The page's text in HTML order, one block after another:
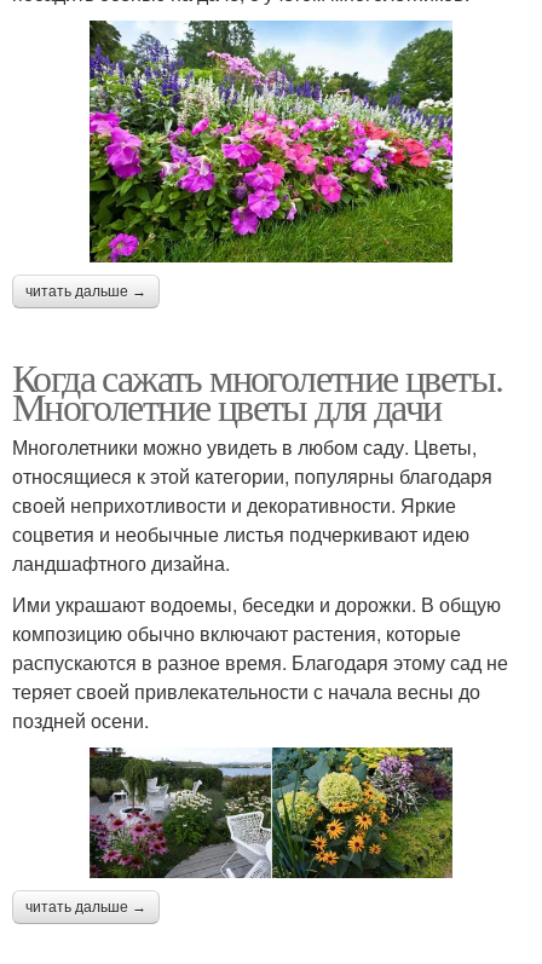
читать дальше →
Когда сажать многолетние цветы.
Многолетние цветы для дачи
Многолетники можно увидеть в любом саду. Цветы,
относящиеся к этой категории, популярны благодаря
своей неприхотливости и декоративности. Яркие
соцветия и необычные листья подчеркивают идею
ландшафтного дизайна.
Ими украшают водоемы, беседки и дорожки. В общую
композицию обычно включают растения, которые
распускаются в разное время. Благодаря этому сад не
теряет своей привлекательности с начала весны до
поздней осени.
читать дальше →